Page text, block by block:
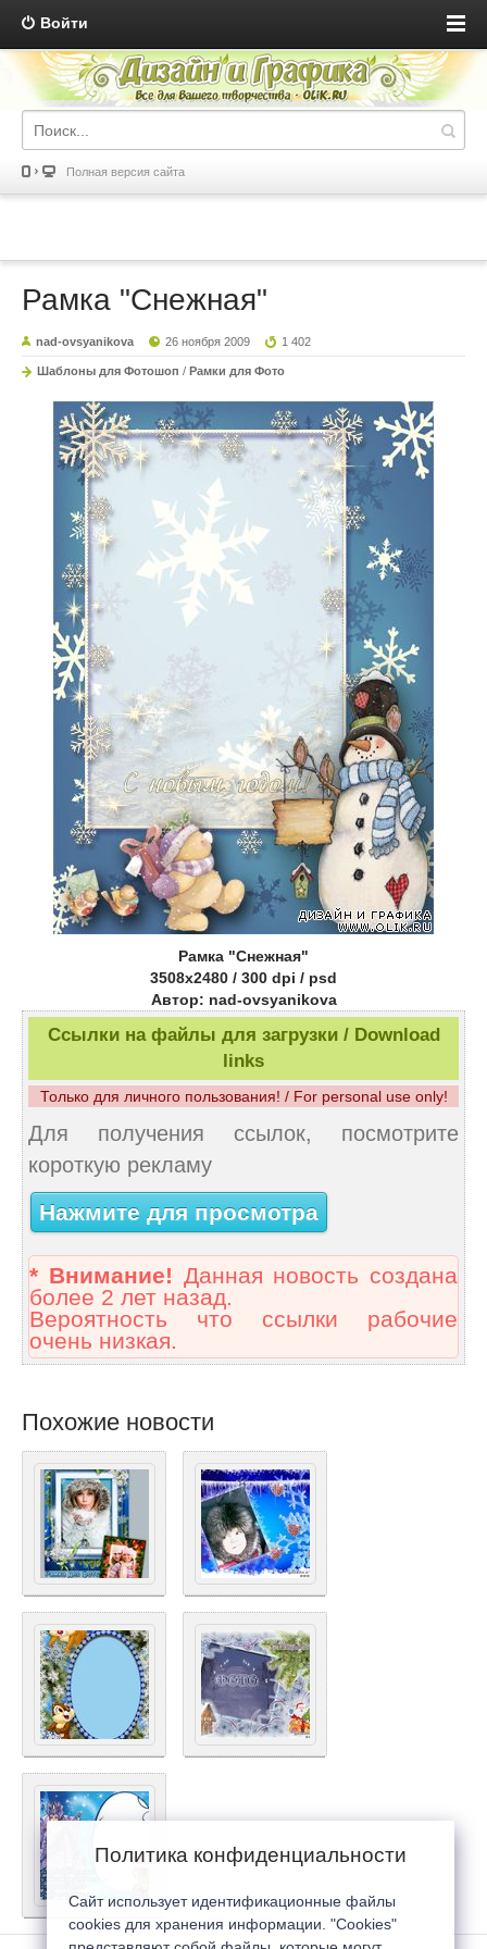
Войти
Полная версия сайта
Рамка "Снежная"
nad-ovsyanikova 26 ноября 2009 1 402
Шаблоны для Фотошоп / Рамки для Фото
Рамка "Снежная"
3508x2480 / 300 dpi / psd
Автор: nad-ovsyanikova
Ссылки на файлы для загрузки / Download
links
Только для личного пользования! / For personal use only!
Для получения ссылок, посмотрите
короткую рекламу
Нажмите для просмотра
* Внимание! Данная новость создана
более 2 лет назад.
Вероятность что ссылки рабочие
очень низкая.
Похожие новости
Политика конфиденциальности
Сайт использует идентификационные файлы
cookies для хранения информации. "Cookies"